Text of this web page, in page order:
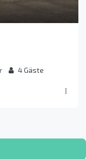
4Gäste